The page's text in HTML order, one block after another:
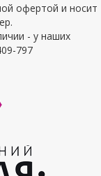
офертой и носит
- у наших
797